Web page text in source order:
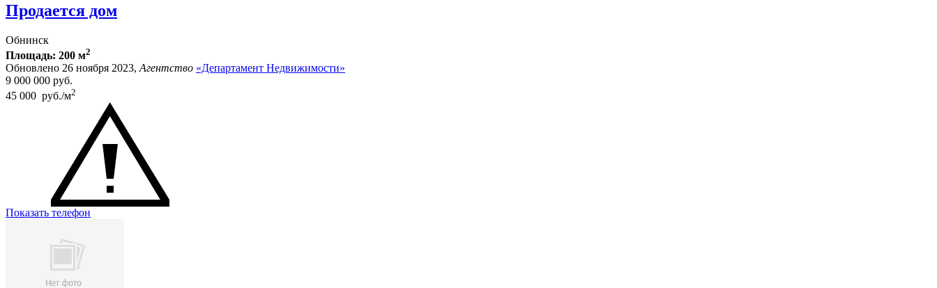
Продается дом
Обнинск
Площадь: 200 м2
Обновлено 26 ноября 2023, Агентство «Департамент Недвижимости»
9 000 000 руб.
45 000 руб./м2
Показать телефон